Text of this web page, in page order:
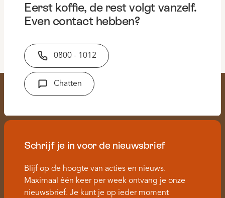
Eerst koffie, de rest volgt vanzelf.
Even contact hebben?
0800 - 1012
Chatten
Schrijf je in voor de nieuwsbrief
Blijf op de hoogte van acties en nieuws.
Maximaal één keer per week ontvang je onze
nieuwsbrief. Je kunt je op ieder moment